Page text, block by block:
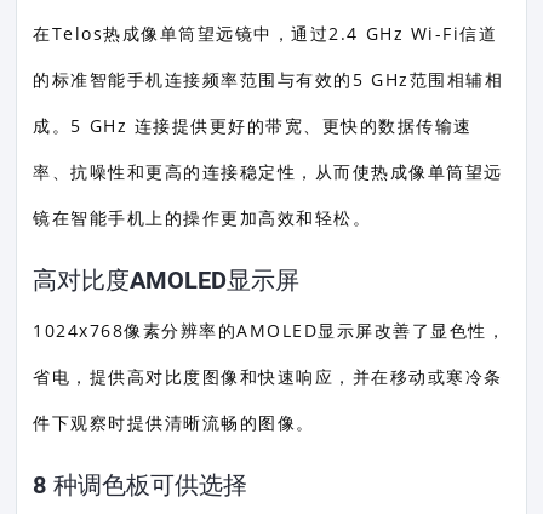
在Telos热成像单筒望远镜中，通过2.4 GHz Wi-Fi信道
的标准智能手机连接频率范围与有效的5 GHz范围相辅相
成。5 GHz 连接提供更好的带宽、更快的数据传输速
率、抗噪性和更高的连接稳定性，从而使热成像单筒望远
镜在智能手机上的操作更加高效和轻松。
高对比度AMOLED显示屏
1024x768像素分辨率的AMOLED显示屏改善了显色性，
省电，提供高对比度图像和快速响应，并在移动或寒冷条
件下观察时提供清晰流畅的图像。
8 种调色板可供选择